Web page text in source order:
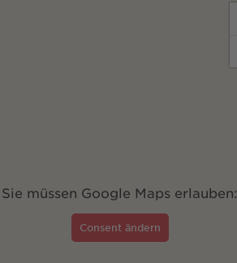
Sie müssen Google Maps erlauben:
Consent ändern